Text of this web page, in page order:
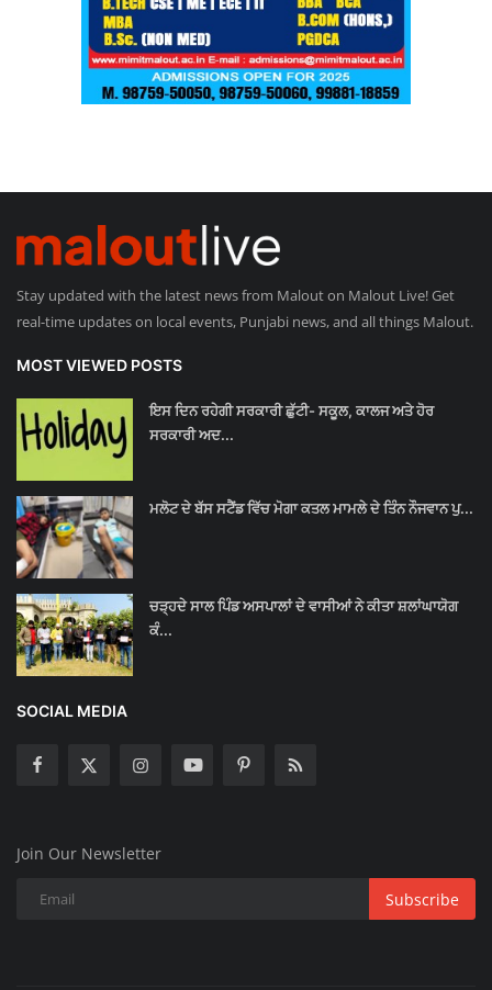
Stay updated with the latest news from Malout on Malout Live! Get
real-time updates on local events, Punjabi news, and all things Malout.
MOST VIEWED POSTS
ਇਸ ਦਿਨ ਰਹੇਗੀ ਸਰਕਾਰੀ ਛੁੱਟੀ- ਸਕੂਲ, ਕਾਲਜ ਅਤੇ ਹੋਰ
ਸਰਕਾਰੀ ਅਦ...
ਮਲੋਟ ਦੇ ਬੱਸ ਸਟੈਂਡ ਵਿੱਚ ਮੋਗਾ ਕਤਲ ਮਾਮਲੇ ਦੇ ਤਿੰਨ ਨੌਜਵਾਨ ਪੁ...
ਚੜ੍ਹਦੇ ਸਾਲ ਪਿੰਡ ਅਸਪਾਲਾਂ ਦੇ ਵਾਸੀਆਂ ਨੇ ਕੀਤਾ ਸ਼ਲਾਂਘਾਯੋਗ
ਕੰ...
SOCIAL MEDIA
Join Our Newsletter
Subscribe